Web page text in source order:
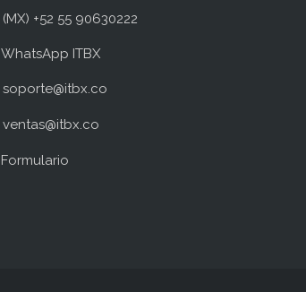
(MX) +52 55 90630222
WhatsApp ITBX
soporte@itbx.co
ventas@itbx.co
Formulario